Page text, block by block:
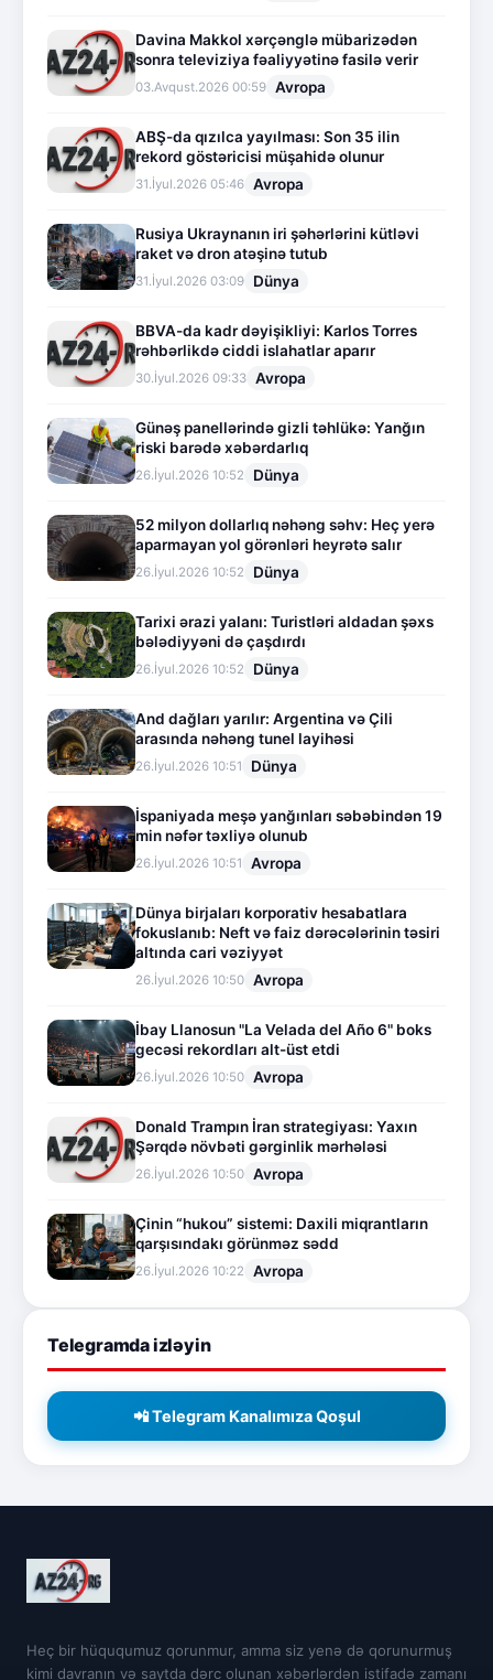
Davina Makkol xərçənglə mübarizədən
sonra televiziya fəaliyyətinə fasilə verir
03.Avqust.2026 00:59 Avropa
ABŞ-da qızılca yayılması: Son 35 ilin
rekord göstəricisi müşahidə olunur
31.İyul.2026 05:46 Avropa
Rusiya Ukraynanın iri şəhərlərini kütləvi
raket və dron atəşinə tutub
31.İyul.2026 03:09 Dünya
BBVA-da kadr dəyişikliyi: Karlos Torres
rəhbərlikdə ciddi islahatlar aparır
30.İyul.2026 09:33 Avropa
Günəş panellərində gizli təhlükə: Yanğın
riski barədə xəbərdarlıq
26.İyul.2026 10:52 Dünya
52 milyon dollarlıq nəhəng səhv: Heç yerə
aparmayan yol görənləri heyrətə salır
26.İyul.2026 10:52 Dünya
Tarixi ərazi yalanı: Turistləri aldadan şəxs
bələdiyyəni də çaşdırdı
26.İyul.2026 10:52 Dünya
And dağları yarılır: Argentina və Çili
arasında nəhəng tunel layihəsi
26.İyul.2026 10:51 Dünya
İspaniyada meşə yanğınları səbəbindən 19
min nəfər təxliyə olunub
26.İyul.2026 10:51 Avropa
Dünya birjaları korporativ hesabatlara
fokuslanıb: Neft və faiz dərəcələrinin təsiri
altında cari vəziyyət
26.İyul.2026 10:50 Avropa
İbay Llanosun "La Velada del Año 6" boks
gecəsi rekordları alt-üst etdi
26.İyul.2026 10:50 Avropa
Donald Trampın İran strategiyası: Yaxın
Şərqdə növbəti gərginlik mərhələsi
26.İyul.2026 10:50 Avropa
Çinin “hukou” sistemi: Daxili miqrantların
qarşısındakı görünməz sədd
26.İyul.2026 10:22 Avropa
Telegramda izləyin
📲 Telegram Kanalımıza Qoşul
Heç bir hüququmuz qorunmur, amma siz yenə də qorunurmuş
kimi davranın və saytda dərc olunan xəbərlərdən istifadə zamanı